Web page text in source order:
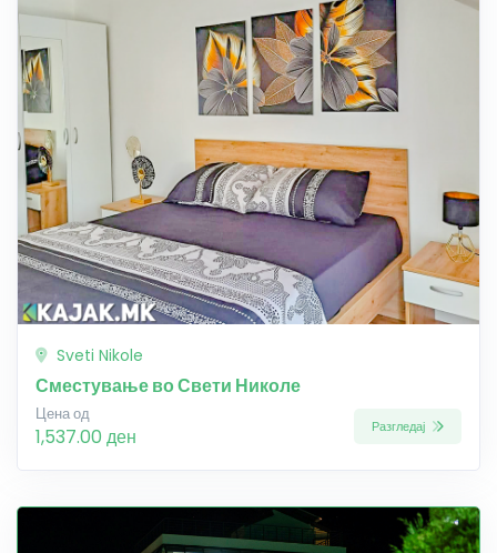
Sveti Nikole
Сместување во Свети Николе
Цена од
1,537.00 ден Разгледај